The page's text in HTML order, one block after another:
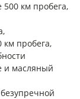
км пробега,
км пробега,
и масляный